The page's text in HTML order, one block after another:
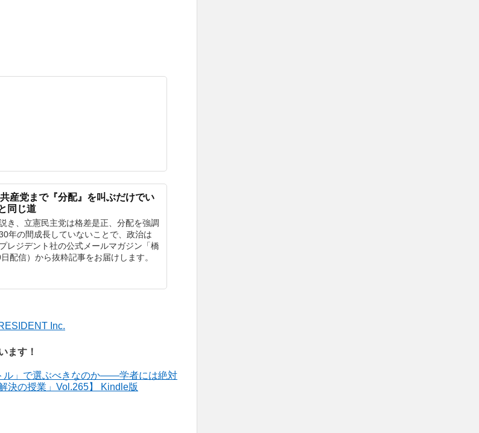
産党まで『分配』を叫ぶだけでい
同じ道
き、立憲民主党は格差是正、分配を強調
年の間成長していないことで、政治は
レジデント社の公式メールマガジン「橋
配信）から抜粋記事をお届けします。
Inc.
ます！
ル」で選ぶべきなのか――学者には絶対
決の授業」Vol.265】 Kindle版